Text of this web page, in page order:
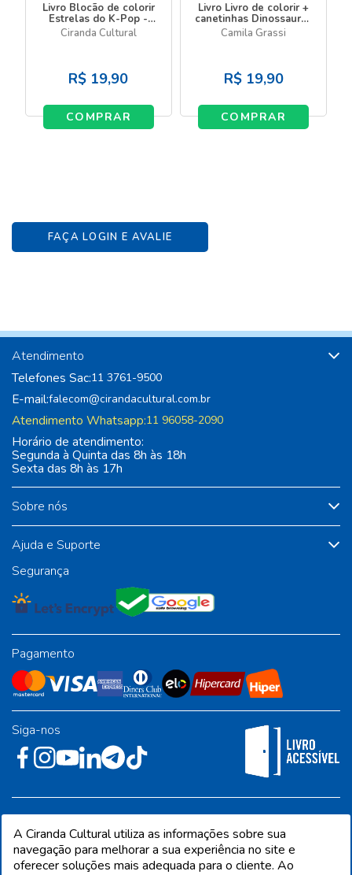
Livro Blocão de colorir
Estrelas do K-Pop -
Meu blocão de colorir
Ciranda Cultural
R$ 19,90
COMPRAR
Livro Livro de colorir +
canetinhas Dinossauros
- Livro com canetinha
Camila Grassi
R$ 19,90
COMPRAR
FAÇA LOGIN E AVALIE
Sobre nós
Ajuda e Suporte
Atendimento
Telefones Sac:11 3761-9500
E-mail:falecom@cirandacultural.com.br
Atendimento Whatsapp:11 96058-2090
Horário de atendimento:
Segunda à Quinta das 8h às 18h
Sexta das 8h às 17h
Segurança
Pagamento
Siga-nos
Industrial - Jandira/SP - CEP 06612-001
A Ciranda Cultural utiliza as informações sobre sua
navegação para melhorar a sua experiência no site e
oferecer soluções mais adequada para o cliente. Ao